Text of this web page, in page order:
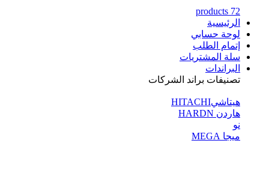
72 products
الرئيسية
لوحة حسابي
إتمام الطلب
سلة المشتريات
البراندات
تصنيفات براند الشركات
هيتاشيHITACHI
هاردن HARDN
نو
ميجا MEGA